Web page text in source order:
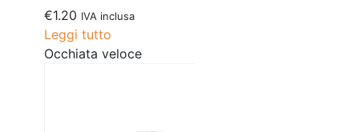
€1.20 IVA inclusa
Leggi tutto
Occhiata veloce